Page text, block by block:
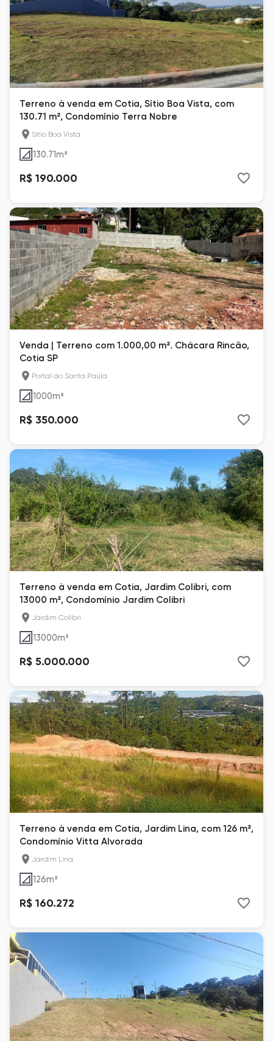
Terreno à venda em Cotia, Sítio Boa Vista, com
130.71 m², Condomínio Terra Nobre
Sítio Boa Vista
130.71m²
R$ 190.000
Venda | Terreno com 1.000,00 m². Chácara Rincão,
Cotia SP
Portal do Santa Paula
1000m²
R$ 350.000
Terreno à venda em Cotia, Jardim Colibri, com
13000 m², Condomínio Jardim Colibri
Jardim Colibri
13000m²
R$ 5.000.000
Terreno à venda em Cotia, Jardim Lina, com 126 m²,
Condomínio Vitta Alvorada
Jardim Lina
126m²
R$ 160.272